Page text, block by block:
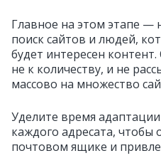
Главное на этом этапе —
поиск сайтов и людей,
будет интересен
не к количеству, и не
массово на множество
Уделите время
каждого адресата, чтобы
почтовом ящике и